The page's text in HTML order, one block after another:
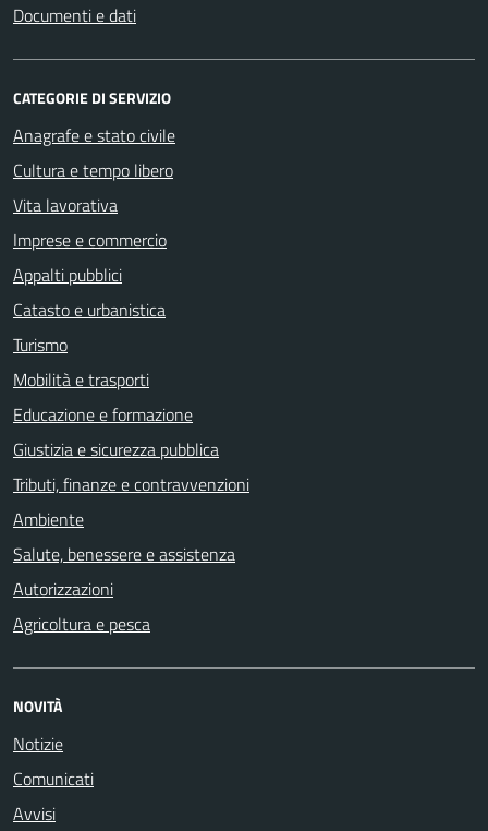
Documenti e dati
CATEGORIE DI SERVIZIO
Anagrafe e stato civile
Cultura e tempo libero
Vita lavorativa
Imprese e commercio
Appalti pubblici
Catasto e urbanistica
Turismo
Mobilità e trasporti
Educazione e formazione
Giustizia e sicurezza pubblica
Tributi, finanze e contravvenzioni
Ambiente
Salute, benessere e assistenza
Autorizzazioni
Agricoltura e pesca
NOVITÀ
Notizie
Comunicati
Avvisi